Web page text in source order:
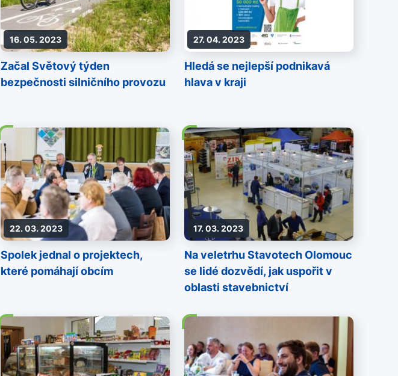
16. 05. 2023
Začal Světový týden
bezpečnosti silničního provozu
27. 04. 2023
Hledá se nejlepší podnikavá
hlava v kraji
22. 03. 2023
Spolek jednal o projektech,
které pomáhají obcím
17. 03. 2023
Na veletrhu Stavotech Olomouc
se lidé dozvědí, jak uspořit v
oblasti stavebnictví